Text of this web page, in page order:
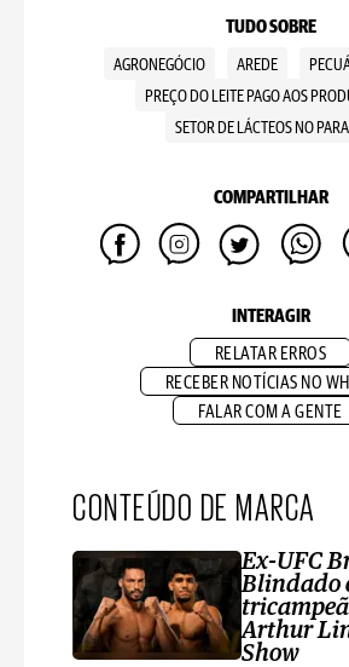
TUDO SOBRE
AGRONEGÓCIO AREDE
PREÇO DO LEITE PAGO AOS
SETOR DE LÁCTEOS NO
COMPARTILHAR
INTERAGIR
RELATAR ERROS
RECEBER NOTÍCIAS NO
FALAR COM A GENTE
CONTEÚDO DE MARCA
Ex-UFC
Blindado
Arthur
Show